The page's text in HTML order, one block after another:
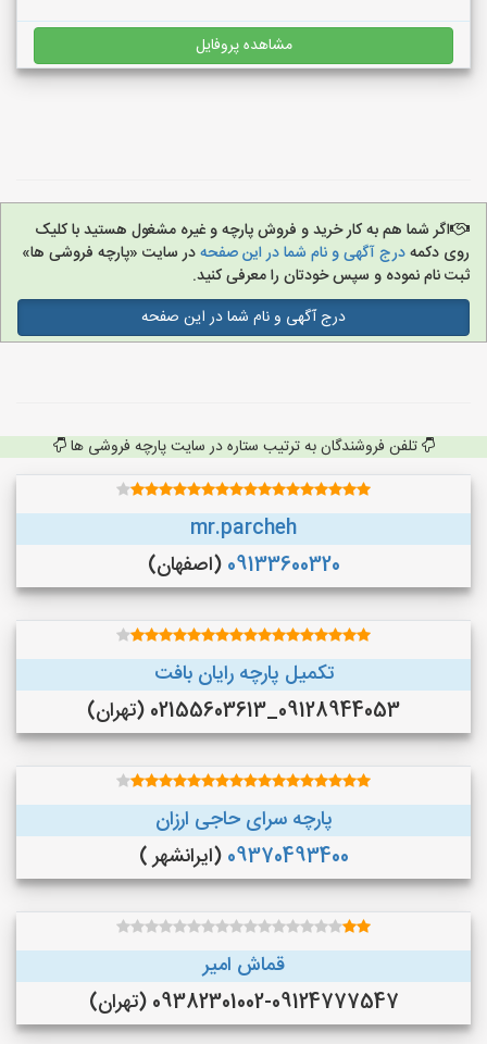
مشاهده پروفایل
اگر شما هم به کار خرید و فروش پارچه و غیره مشغول هستید با کلیک
روی دکمهدرج آگهی و نام شما در این صفحهدر سایت «پارچه فروشی ها»
ثبت نام نموده و سپس خودتان را معرفی کنید.
درج آگهی و نام شما در این صفحه
تلفن فروشندگان به ترتیب ستاره در سایت پارچه فروشی ها
mr.parcheh
09133600320 (اصفهان)
تکمیل پارچه رایان بافت
09128944053_02155603613 (تهران)
پارچه سرای حاجی ارزان
09370493400 (ایرانشهر )
قماش امیر
09382301002-09124777547 (تهران)